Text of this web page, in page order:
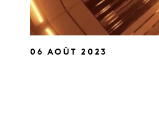
06 AOÛT 2023